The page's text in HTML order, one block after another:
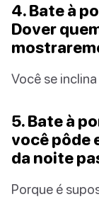
4. Bate à
Dover
Você se
5. Bate à
você pôde
da noite
Porque é